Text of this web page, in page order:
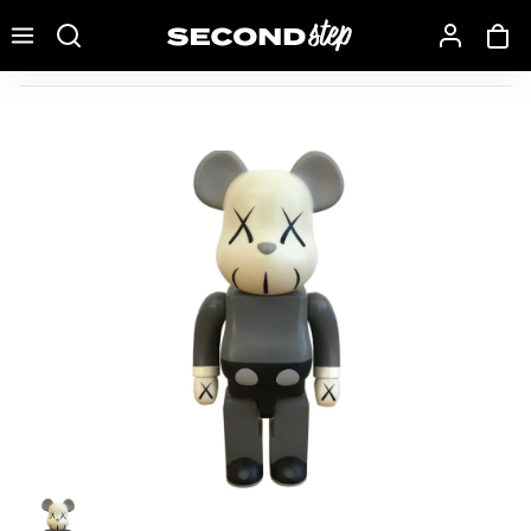
Bearbrick KAWS 400% Grey